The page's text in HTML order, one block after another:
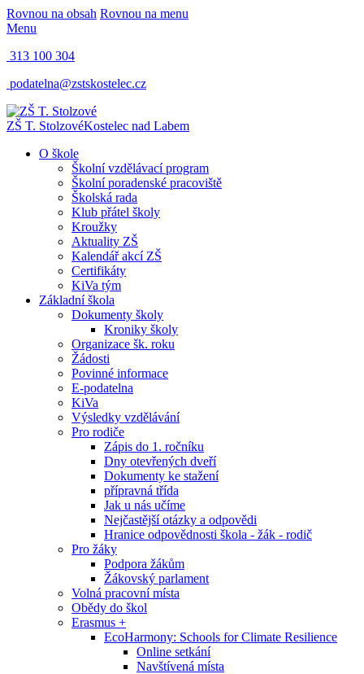
Rovnou na obsah Rovnou na menu
Menu
313 100 304
podatelna@zstskostelec.cz
ZŠ T. StolzovéKostelec nad Labem
O škole
Školní vzdělávací program
Školní poradenské pracoviště
Školská rada
Klub přátel školy
Kroužky
Aktuality ZŠ
Kalendář akcí ZŠ
Certifikáty
KiVa tým
Základní škola
Dokumenty školy
Kroniky školy
Organizace šk. roku
Žádosti
Povinné informace
E-podatelna
KiVa
Výsledky vzdělávání
Pro rodiče
Zápis do 1. ročníku
Dny otevřených dveří
Dokumenty ke stažení
přípravná třída
Jak u nás učíme
Nejčastější otázky a odpovědi
Hranice odpovědnosti škola - žák - rodič
Pro žáky
Podpora žákům
Žákovský parlament
Volná pracovní místa
Obědy do škol
Erasmus +
EcoHarmony: Schools for Climate Resilience
Online setkání
Navštívená místa